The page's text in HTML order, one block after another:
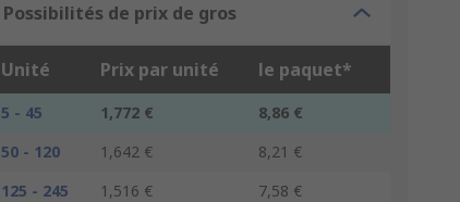
Possibilités de prix de gros
Unité Prix par unité le paquet*
5 - 45 1,772 €
8,86 €
50 - 120
1,642 €
8,21 €
125 - 245
1,516 €
7,58 €